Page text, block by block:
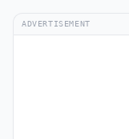
ADVERTISEMENT